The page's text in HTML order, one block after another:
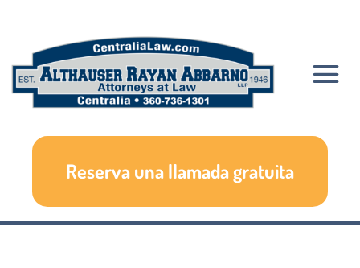
Reserva una llamada gratuita